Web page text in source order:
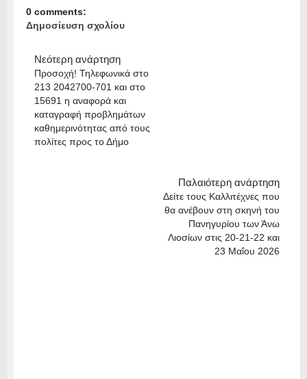
0 comments:
Δημοσίευση σχολίου
Νεότερη ανάρτηση
Προσοχή! Τηλεφωνικά στο
213 2042700-701 και στο
15691 η αναφορά και
καταγραφή προβλημάτων
καθημερινότητας από τους
πολίτες προς το Δήμο
Παλαιότερη ανάρτηση
Δείτε τους Καλλιτέχνες που
θα ανέβουν στη σκηνή του
Πανηγυρίου των Άνω
Λιοσίων στις 20-21-22 και
23 Μαΐου 2026